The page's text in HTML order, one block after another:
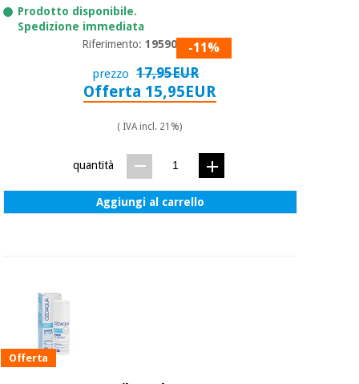
Prodotto disponibile.
Spedizione immediata
Riferimento:195908.9-11%
prezzo 17,95EUR
Offerta 15,95EUR
( IVA incl. 21%)
quantità
Aggiungi al carrello
Offerta